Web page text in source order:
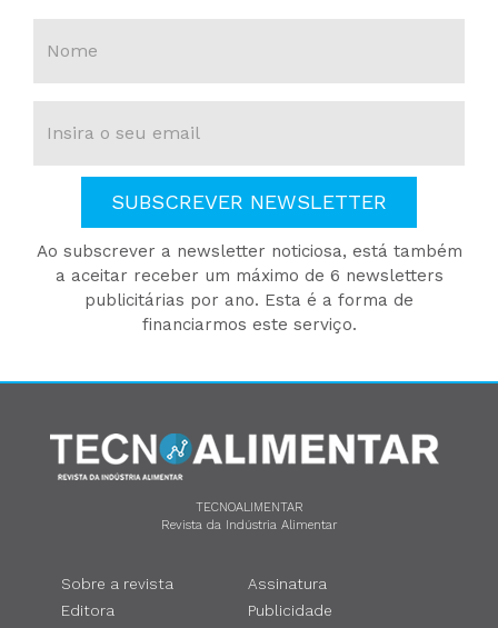
SUBSCREVER NEWSLETTER
Ao subscrever a newsletter noticiosa, está também
a aceitar receber um máximo de 6 newsletters
publicitárias por ano. Esta é a forma de
financiarmos este serviço.
TECNOALIMENTAR
Revista da Indústria Alimentar
Sobre a revista
Editora
Assinatura
Publicidade